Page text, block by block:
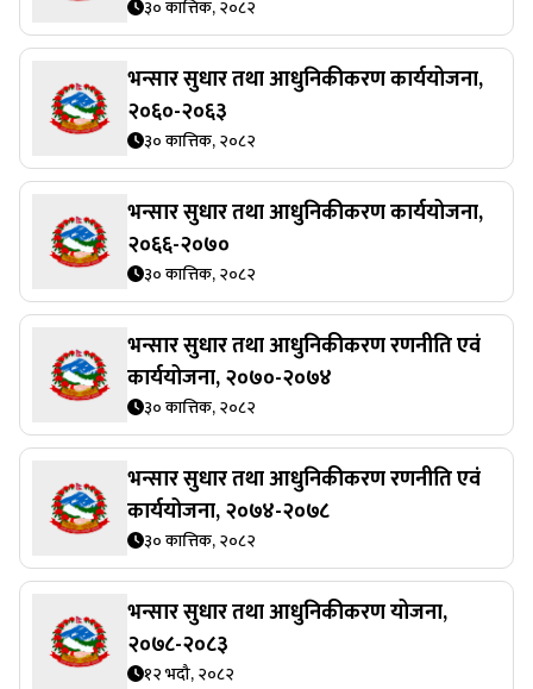
३० कात्तिक, २०८२
भन्सार सुधार तथा आधुनिकीकरण कार्ययोजना,
२०६०-२०६३
३० कात्तिक, २०८२
भन्सार सुधार तथा आधुनिकीकरण कार्ययोजना,
२०६६-२०७०
३० कात्तिक, २०८२
भन्सार सुधार तथा आधुनिकीकरण रणनीति एवं
कार्ययोजना, २०७०-२०७४
३० कात्तिक, २०८२
भन्सार सुधार तथा आधुनिकीकरण रणनीति एवं
कार्ययोजना, २०७४-२०७८
३० कात्तिक, २०८२
भन्सार सुधार तथा आधुनिकीकरण योजना,
२०७८-२०८३
१२ भदौ, २०८२